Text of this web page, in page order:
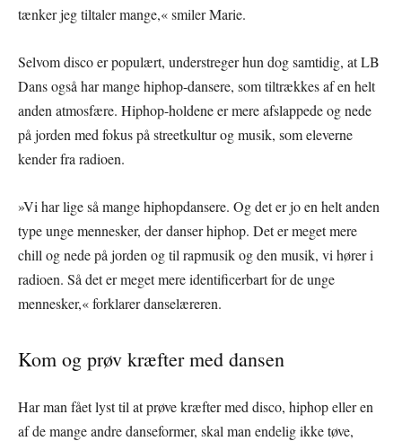
tænker jeg tiltaler mange,« smiler Marie.
Selvom disco er populært, understreger hun dog samtidig, at LB
Dans også har mange hiphop-dansere, som tiltrækkes af en helt
anden atmosfære. Hiphop-holdene er mere afslappede og nede
på jorden med fokus på streetkultur og musik, som eleverne
kender fra radioen.
»Vi har lige så mange hiphopdansere. Og det er jo en helt anden
type unge mennesker, der danser hiphop. Det er meget mere
chill og nede på jorden og til rapmusik og den musik, vi hører i
radioen. Så det er meget mere identificerbart for de unge
mennesker,« forklarer danselæreren.
Kom og prøv kræfter med dansen
Har man fået lyst til at prøve kræfter med disco, hiphop eller en
af de mange andre danseformer, skal man endelig ikke tøve,